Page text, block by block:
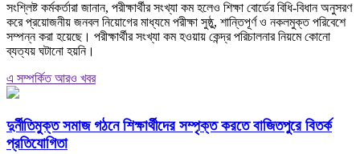
সংশ্লিষ্ট কর্মকর্তারা জানান, পরীক্ষার্থীর সংখ্যা কম হলেও শিক্ষা বোর্ডের বিধি-বিধান অনুসরণ
করে প্রয়োজনীয় জনবল নিয়োগের মাধ্যমে পরীক্ষা সুষ্ঠু, শান্তিপূর্ণ ও নকলমুক্ত পরিবেশে
সম্পন্ন করা হয়েছে। পরীক্ষার্থীর সংখ্যা কম হওয়ায় কেন্দ্র পরিচালনার নিয়মে কোনো
ব্যত্যয় ঘটানো হয়নি।
এ সম্পর্কিত আরও খবর
দুর্নীতিমুক্ত সমাজ গঠনে শিক্ষার্থীদের সম্পৃক্ত করতে বাজিতপুরে বিতর্ক
প্রতিযোগিতা